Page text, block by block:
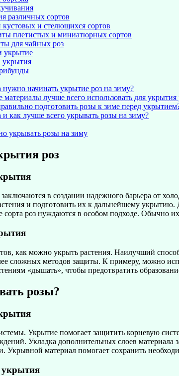
различных сортов
кустовых и стелющихся сортов
плетистых и миниатюрных сортов
для чайных роз
укрытие
укрытия
нужно начинать укрытие роз на зиму?
материалы лучше всего использовать для укрытия
подготовить розы к зиме перед
и как лучше всего укрывать розы на зиму?
укрывать розы на зиму
роз
в создании надежного барьера от
и подготовить их к дальнейшему
роз нуждаются в особом подходе. Обычно
как можно укрыть растения. Наилучший
сложных методов защиты. К примеру, можно
«дышать», чтобы предотвратить
розы?
Укрытие помогает защитить корневую
Укладка дополнительных слоев
Укрывной материал помогает сохранить